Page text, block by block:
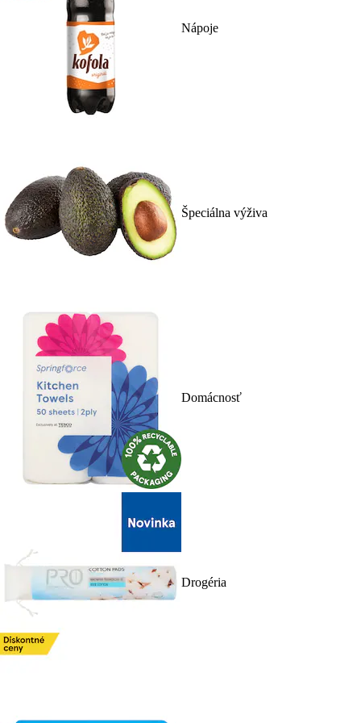
Nápoje
Špeciálna výživa
Domácnosť
Drogéria